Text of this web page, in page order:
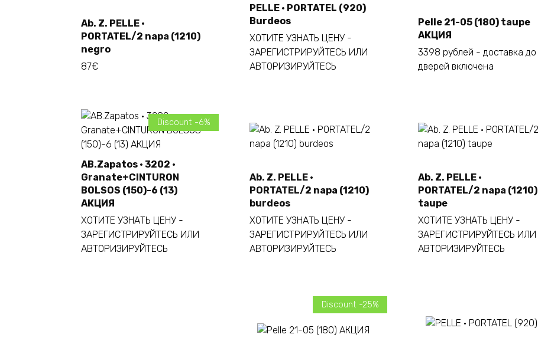
Añadir al carrito
Ab. Z. PELLE ·
PORTATEL/2 napa (1210)
negro
87€
Añadir al carrito
PELLE · PORTATEL (920)
Burdeos
ХОТИТЕ УЗНАТЬ ЦЕНУ -
ЗАРЕГИСТРИРУЙТЕСЬ ИЛИ
АВТОРИЗИРУЙТЕСЬ
Añadir al carrito
Pelle 21-05 (180) taupe
АКЦИЯ
3398 рублей - доставка до
дверей включена
Añadir al carrito
Discount -6%
AB.Zapatos · 3202 ·
Granate+CINTURON
BOLSOS (150)-6 (13)
АКЦИЯ
ХОТИТЕ УЗНАТЬ ЦЕНУ -
ЗАРЕГИСТРИРУЙТЕСЬ ИЛИ
АВТОРИЗИРУЙТЕСЬ
Añadir al carrito
Ab. Z. PELLE ·
PORTATEL/2 napa (1210)
burdeos
ХОТИТЕ УЗНАТЬ ЦЕНУ -
ЗАРЕГИСТРИРУЙТЕСЬ ИЛИ
АВТОРИЗИРУЙТЕСЬ
Añadir al carrito
Ab. Z. PELLE ·
PORTATEL/2 napa (1210)
taupe
ХОТИТЕ УЗНАТЬ ЦЕНУ -
ЗАРЕГИСТРИРУЙТЕСЬ ИЛИ
АВТОРИЗИРУЙТЕСЬ
Discount -25%